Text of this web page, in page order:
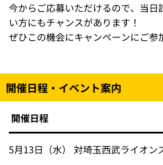
今からご応募いただけるので、当日
い方にもチャンスがあります！
ぜひこの機会にキャンペーンにご参
開催日程・イベント案内
開催日程
5月13日（水） 対埼玉西武ライオン